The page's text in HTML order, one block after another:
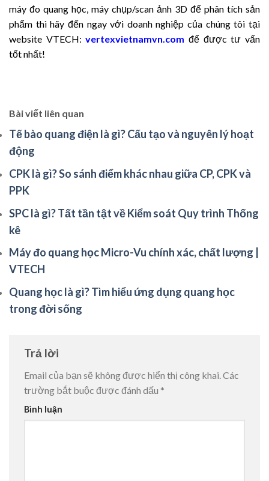
máy đo quang học, máy chụp/scan ảnh 3D để phân tích sản
phẩm thì hãy đến ngay với doanh nghiệp của chúng tôi tại
website VTECH:vertexvietnamvn.com để được tư vấn
tốt nhất!
Bài viết liên quan
Tế bào quang điện là gì? Cấu tạo và nguyên lý hoạt
động
CPK là gì? So sánh điểm khác nhau giữa CP, CPK và
PPK
SPC là gì? Tất tần tật về Kiểm soát Quy trình Thống
kê
Máy đo quang học Micro-Vu chính xác, chất lượng |
VTECH
Quang học là gì? Tìm hiểu ứng dụng quang học
trong đời sống
Trả lời
Email của bạn sẽ không được hiển thị công khai.Các
trường bắt buộc được đánh dấu *
Bình luận